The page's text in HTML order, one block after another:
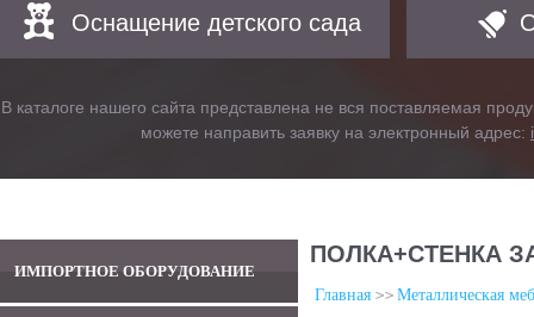
Оснащение детского сада
В каталоге нашего сайта представлена не вся поставляемая
можете направить заявку на электронный адрес:
ИМПОРТНОЕ ОБОРУДОВАНИЕ
ПОЛКА+СТЕНКА
Главная Металлическая